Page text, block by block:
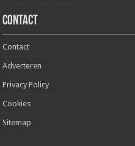
Contact
Contact
Adverteren
Privacy Policy
Cookies
Sitemap